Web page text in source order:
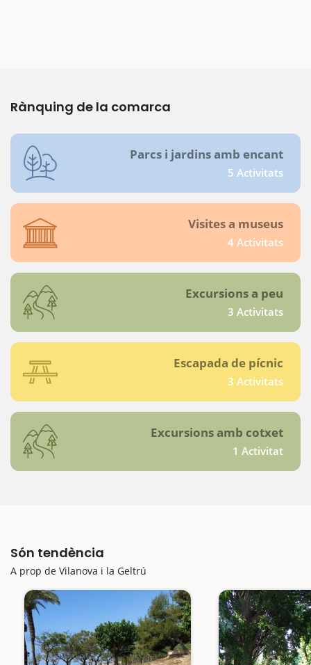
Rànquing de la comarca
Parcs i jardins amb encant
5 Activitats
Visites a museus
4 Activitats
Excursions a peu
3 Activitats
Escapada de pícnic
3 Activitats
Excursions amb cotxet
1 Activitat
Són tendència
A prop de Vilanova i la Geltrú